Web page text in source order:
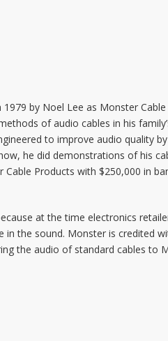
by Noel Lee as Monster
of audio cables in his
to improve audio quality
he did demonstrations of his
Products with $250,000 in
at the time electronics
in the sound. Monster is credited
the audio of standard cables to